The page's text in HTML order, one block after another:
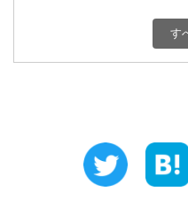
300円
300円
す